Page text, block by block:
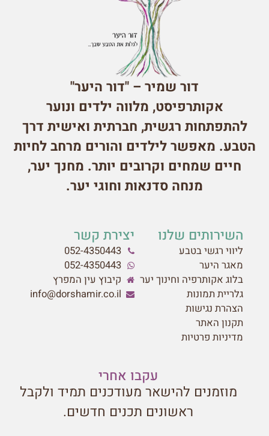
דור שמיר – "דור היער"
אקותרפיסט, מלווה ילדים ונוער
להתפתחות רגשית, חברתית ואישית דרך
הטבע. מאפשר לילדים והורים מרחב לחיות
חיים שמחים וקרובים יותר. מחנך יער,
מנחה סדנאות וחוגי יער.
השירותים שלנו
ליווי רגשי בטבע
מאגר היער
בלוג אקותרפיה וחינוך יער
גלריית תמונות
הצהרת נגישות
תקנון האתר
מדיניות פרטיות
יצירת קשר
052-4350443
052-4350443
קיבוץ עין המפרץ
info@dorshamir.co.il
עקבו אחרי
מוזמנים להישאר מעודכנים תמיד ולקבל
ראשונים תכנים חדשים.